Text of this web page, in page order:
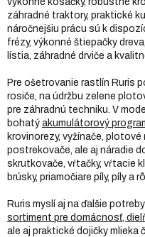
záhradné traktory, praktické
náročnejšiu prácu sú k
frézy, výkonné štiepačky
lístia, záhradné drviče a
Pre ošetrovanie rastlín Ruris
rosiče, na údržbu zelene
pre záhradnú techniku. V
bohatý akumulátorový
krovinorezy, vyžínače, plotové
postrekovače, ale aj náradie
skrutkovače, vŕtačky, vŕtacie
brúsky, priamočiare píly, píly a
Ruris myslí aj na ďalšie
sortiment pre domácnosť,
ale aj praktické dojičky mlieka